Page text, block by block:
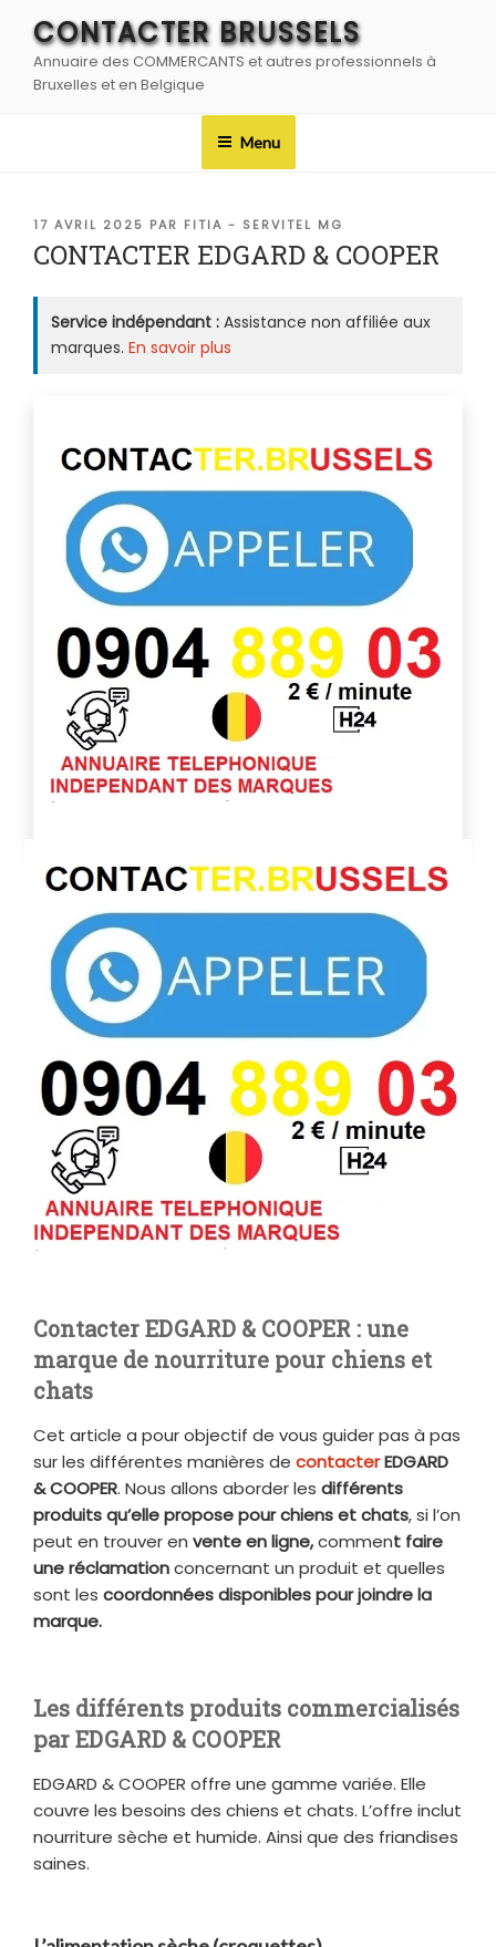
contenu
principal
CONTACTER BRUSSELS
Annuaire des COMMERCANTS et autres professionnels à
Bruxelles et en Belgique
Menu
PUBLIÉ
LE
17 AVRIL 2025 PAR FITIA - SERVITEL MG
CONTACTER EDGARD & COOPER
Service indépendant : Assistance non affiliée aux
marques. En savoir plus
Contacter EDGARD & COOPER : une
marque de nourriture pour chiens et
chats
Cet article a pour objectif de vous guider pas à pas
sur les différentes manières de contacterEDGARD
& COOPER. Nous allons aborder les différents
produits qu’elle propose pour chiens et chats,si l’on
peut en trouver en vente en ligne,comment faire
une réclamationconcernant un produit et quelles
sont les coordonnées disponibles pour joindre la
marque.
Les différents produits commercialisés
par EDGARD & COOPER
EDGARD & COOPER offre une gamme variée. Elle
couvre les besoins des chiens et chats. L’offre inclut
nourriture sèche et humide. Ainsi que des friandises
saines.